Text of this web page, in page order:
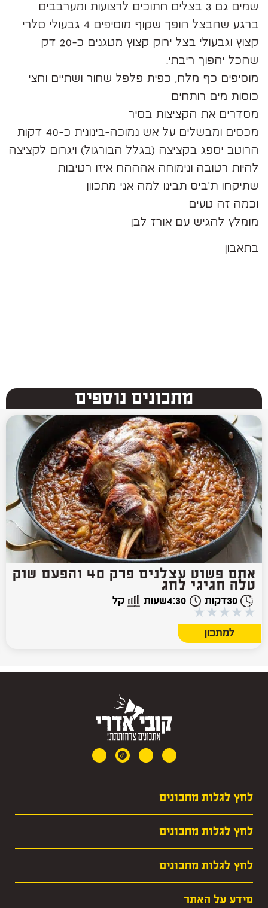
שמים גם 3 בצלים חתוכים לרצועות ומערבבים
ברגע שהבצל הופך שקוף מוסיפים 4 גבעולי סלרי
קצוץ וגבעולי בצל ירוק קצוץ מטגנים כ-20 דק
שהכל יהפוך ריבתי.
מוסיפים כף מלח, כפית פלפל שחור ושתיים וחצי
כוסות מים רותחים
מסדרים את הקציצות בסיר
מכסים ומבשלים על אש נמוכה-בינונית כ-40 דקות
הרוטב יספג בקציצה (בגלל הבורגול) ויגרום לקציצה
להיות רטובה ונימוחה אהההח איזו רטיבות
שתיקחו ת'ביס תבינו למה אני מתכוון
וכמה זה טעים
מומלץ להגיש עם אורז לבן
בתאבון
מתכונים נוספים
אתם פשוט עצלנים פרק 40 והפעם שוק
טלה חגיגי לחג
30דקות 4:30שעות קל
★
★
★
★
★
למתכון
לחץ לגלות מתכונים
· קציצות
· שאר העדות
לחץ לגלות מתכונים
· פסטות ונודלסים
לחץ לגלות מתכונים
מידע על האתר